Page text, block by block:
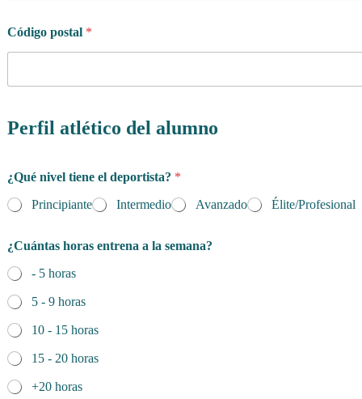
Código postal *
Perfil atlético del alumno
¿Qué nivel tiene el deportista? *
Principiante
Intermedio Avanzado Élite/Profesional
¿Cuántas horas entrena a la semana?
- 5 horas
5 - 9 horas
10 - 15 horas
15 - 20 horas
+20 horas